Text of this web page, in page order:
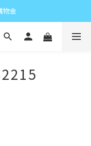
物金